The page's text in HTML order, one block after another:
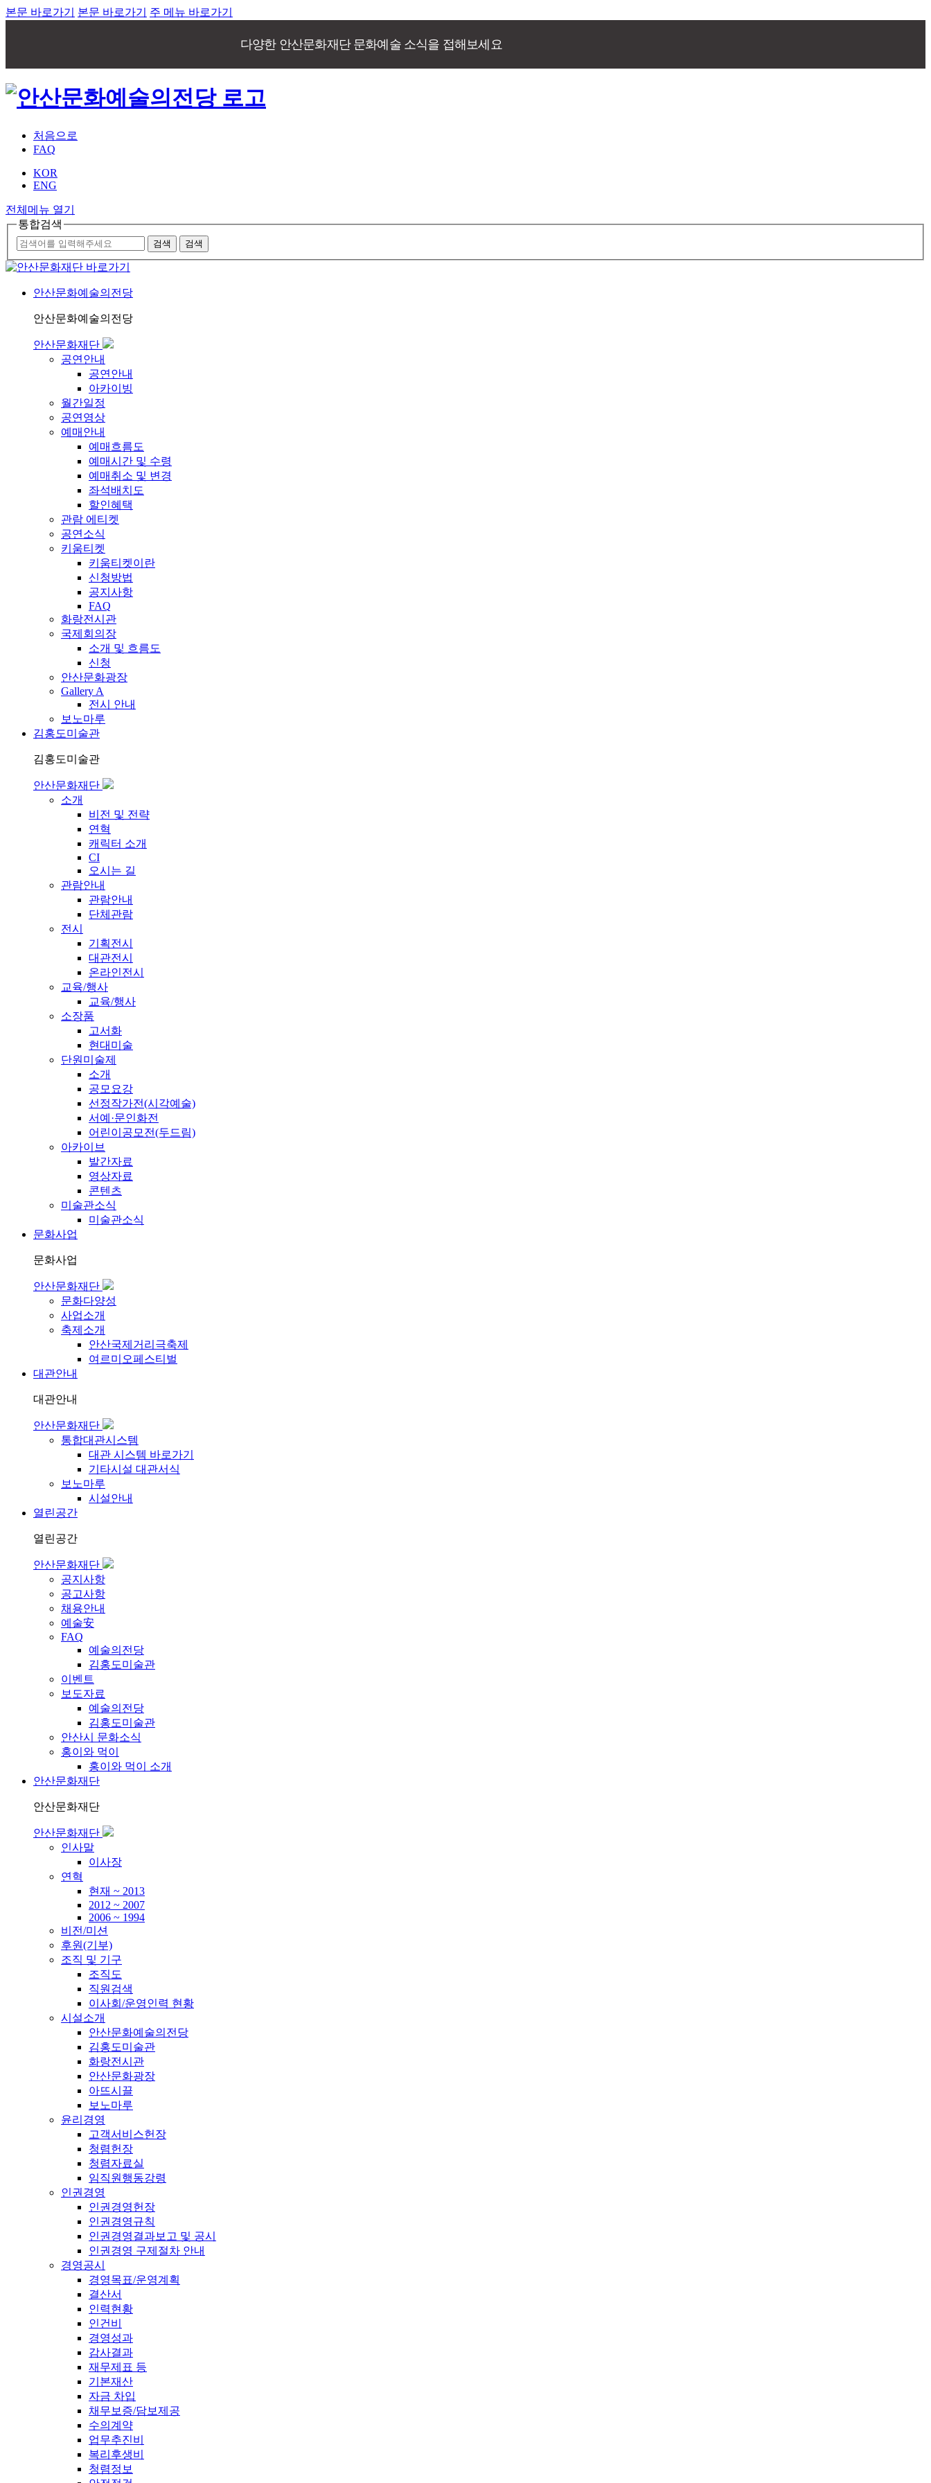
본문 바로가기 본문 바로가기 주 메뉴 바로가기
다양한 안산문화재단 문화예술 소식을 접해보세요
처음으로
FAQ
KOR
ENG
전체메뉴 열기
통합검색
안산문화예술의전당
안산문화예술의전당
안산문화재단
공연안내
공연안내
아카이빙
월간일정
공연영상
예매안내
예매흐름도
예매시간 및 수령
예매취소 및 변경
좌석배치도
할인혜택
관람 에티켓
공연소식
키움티켓
키움티켓이란
신청방법
공지사항
FAQ
화랑전시관
국제회의장
소개 및 흐름도
신청
안산문화광장
Gallery A
전시 안내
보노마루
김홍도미술관
김홍도미술관
안산문화재단
소개
비전 및 전략
연혁
캐릭터 소개
CI
오시는 길
관람안내
관람안내
단체관람
전시
기획전시
대관전시
온라인전시
교육/행사
교육/행사
소장품
고서화
현대미술
단원미술제
소개
공모요강
선정작가전(시각예술)
서예·문인화전
어린이공모전(두드림)
아카이브
발간자료
영상자료
콘텐츠
미술관소식
미술관소식
문화사업
문화사업
안산문화재단
문화다양성
사업소개
축제소개
안산국제거리극축제
여르미오페스티벌
대관안내
대관안내
안산문화재단
통합대관시스템
대관 시스템 바로가기
기타시설 대관서식
보노마루
시설안내
열린공간
열린공간
안산문화재단
공지사항
공고사항
채용안내
예술安
FAQ
예술의전당
김홍도미술관
이벤트
보도자료
예술의전당
김홍도미술관
안산시 문화소식
홍이와 먹이
홍이와 먹이 소개
안산문화재단
안산문화재단
안산문화재단
인사말
이사장
연혁
현재 ~ 2013
2012 ~ 2007
2006 ~ 1994
비전/미션
후원(기부)
조직 및 기구
조직도
직원검색
이사회/운영인력 현황
시설소개
안산문화예술의전당
김홍도미술관
화랑전시관
안산문화광장
아뜨시끌
보노마루
윤리경영
고객서비스헌장
청렴헌장
청렴자료실
임직원행동강령
인권경영
인권경영헌장
인권경영규칙
인권경영결과보고 및 공시
인권경영 구제절차 안내
경영공시
경영목표/운영계획
결산서
인력현황
인건비
경영성과
감사결과
재무제표 등
기본재산
자금 차입
채무보증/담보제공
수의계약
업무추진비
복리후생비
청렴정보